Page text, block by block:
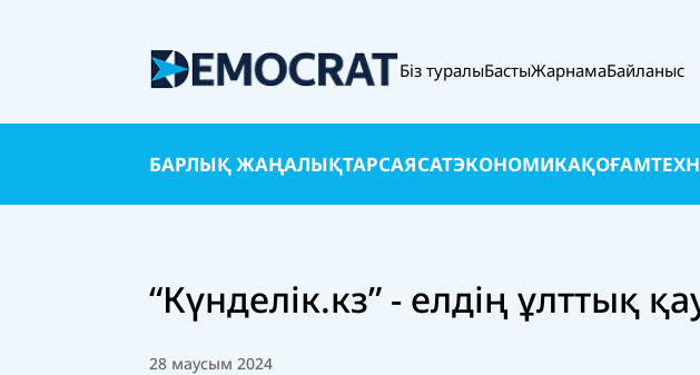
Біз туралыБастыЖарнамаБайланыс
БАРЛЫҚ ЖАҢАЛЫҚТАРСАЯСАТЭКОНОМИКАҚОҒАМ
“Күнделік.кз” - елдің ұлттық
28 маусым 2024